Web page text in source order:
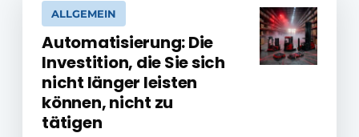
ALLGEMEIN
Automatisierung: Die
Investition, die Sie sich
nicht länger leisten
können, nicht zu
tätigen